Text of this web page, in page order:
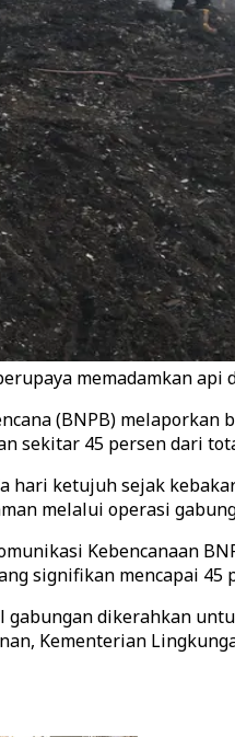
memadamkan api
(BNPB)
sekitar 45 persen dari
hari ketujuh sejak
melalui operasi
Kebencanaan
signifikan mencapai
dikerahkan
Kementerian